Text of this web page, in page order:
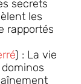
secrets
les
rapportés
) : La vie